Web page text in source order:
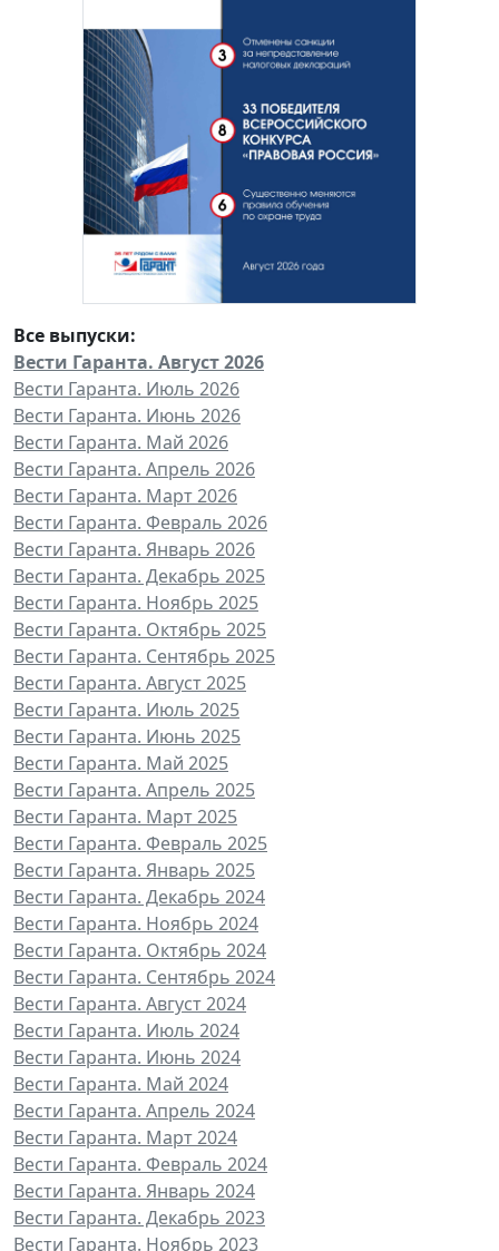
Все выпуски:
Вести Гаранта. Август 2026
Вести Гаранта. Июль 2026
Вести Гаранта. Июнь 2026
Вести Гаранта. Май 2026
Вести Гаранта. Апрель 2026
Вести Гаранта. Март 2026
Вести Гаранта. Февраль 2026
Вести Гаранта. Январь 2026
Вести Гаранта. Декабрь 2025
Вести Гаранта. Ноябрь 2025
Вести Гаранта. Октябрь 2025
Вести Гаранта. Сентябрь 2025
Вести Гаранта. Август 2025
Вести Гаранта. Июль 2025
Вести Гаранта. Июнь 2025
Вести Гаранта. Май 2025
Вести Гаранта. Апрель 2025
Вести Гаранта. Март 2025
Вести Гаранта. Февраль 2025
Вести Гаранта. Январь 2025
Вести Гаранта. Декабрь 2024
Вести Гаранта. Ноябрь 2024
Вести Гаранта. Октябрь 2024
Вести Гаранта. Сентябрь 2024
Вести Гаранта. Август 2024
Вести Гаранта. Июль 2024
Вести Гаранта. Июнь 2024
Вести Гаранта. Май 2024
Вести Гаранта. Апрель 2024
Вести Гаранта. Март 2024
Вести Гаранта. Февраль 2024
Вести Гаранта. Январь 2024
Вести Гаранта. Декабрь 2023
Вести Гаранта. Ноябрь 2023